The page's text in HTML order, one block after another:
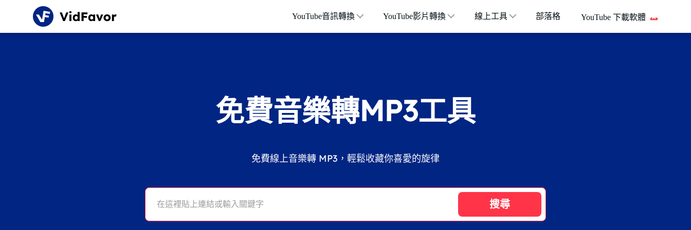
YouTube音訊轉換 YouTube影片轉換 線上工具 部落格 YouTube 下載軟體
免費音樂轉MP3工具
免費線上音樂轉 MP3，輕鬆收藏你喜愛的旋律
搜尋